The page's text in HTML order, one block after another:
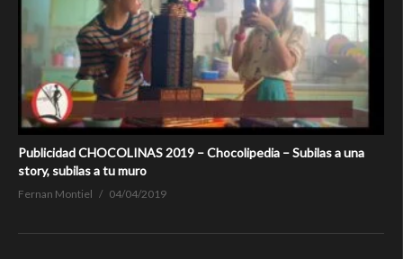
Publicidad CHOCOLINAS 2019 – Chocolipedia – Subilas a una
story, subilas a tu muro
Fernan Montiel 04/04/2019